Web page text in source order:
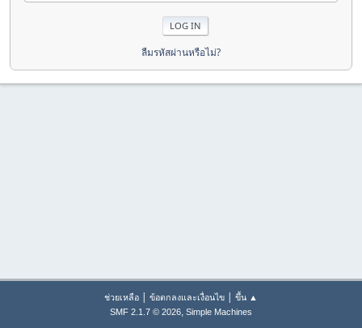
ลืมรหัสผ่านหรือไม่?
ช่วยเหลือ | ข้อตกลงและเงื่อนไข | ขึ้น ▲
SMF 2.1.7 © 2026, Simple Machines